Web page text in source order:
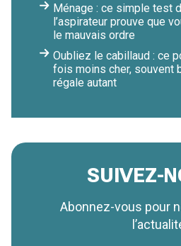
Ménage : ce simple test
l’aspirateur prouve que
le mauvais ordre
Oubliez le cabillaud : ce
fois moins cher, souvent
régale autant
SUIVEZ-
Abonnez-vous pour